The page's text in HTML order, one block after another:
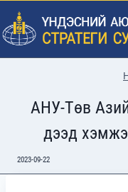
Skip
to
content
АНУ-Төв
дээд
2023-09-22